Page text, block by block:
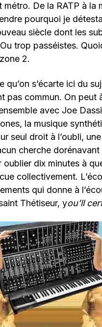
De la RATP à la
pourquoi je
siècle dont les
trop passéistes.
2.
qu’on s’écarte ici du
pas commun. On peut
avec Joe
la musique
seul droit à l’oubli,
cherche dorénavant
dix minutes à
collectivement.
qui donne à
Thétiseur, you’ll